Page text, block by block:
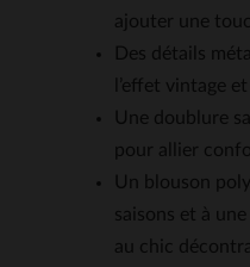
ajouter une
Des détails
l’effet vintage
Une doublure
pour allier
Un blouson
saisons et à
au chic